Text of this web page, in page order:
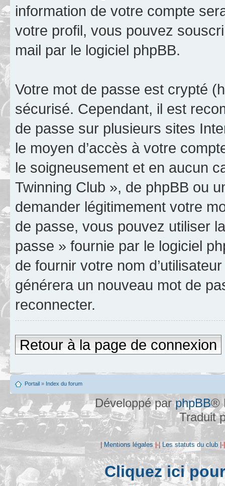
information de votre compte
votre profil, vous pouvez
mail par le logiciel phpBB.
Votre mot de passe est crypté
sécurisé. Cependant, il est
de passe sur plusieurs sites
le moyen d’accès à votre
le soigneusement et en aucun
Twinning Club », de phpBB ou
demander légitimement votre
de passe, vous pouvez utiliser
passe » fournie par le logiciel
de fournir votre nom
générera un nouveau mot de
reconnecter.
Retour à la page de connexion
Portail » Index du forum
Développé parphpBB®
Traduit
|Mentions légales|-|Les statuts du club
Cliquez ici